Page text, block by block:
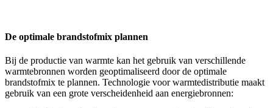
De optimale brandstofmix plannen
Bij de productie van warmte kan het gebruik van verschillende
warmtebronnen worden geoptimaliseerd door de optimale
brandstofmix te plannen. Technologie voor warmtedistributie maakt
gebruik van een grote verscheidenheid aan energiebronnen: